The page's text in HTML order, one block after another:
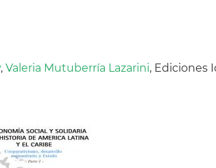
, Valeria Mutuberría Lazarini, Ediciones